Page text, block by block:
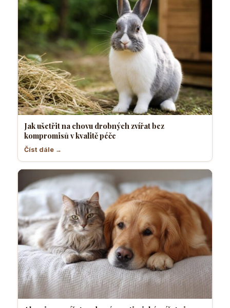
Jak ušetřit na chovu drobných zvířat bez
kompromisů v kvalitě péče
Číst dále →